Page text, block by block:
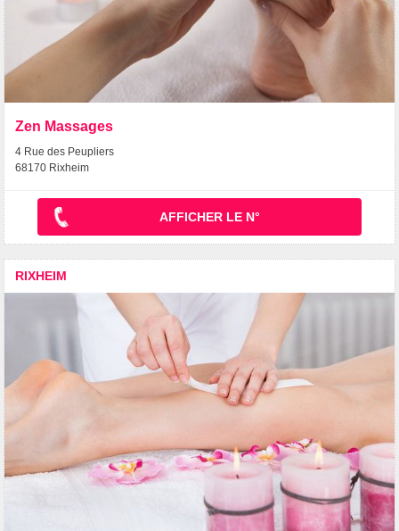
Zen Massages
4 Rue des Peupliers
68170 Rixheim
AFFICHER LE N°
RIXHEIM